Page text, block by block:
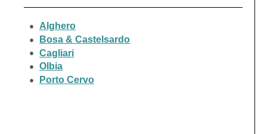
Alghero
Bosa & Castelsardo
Cagliari
Olbia
Porto Cervo